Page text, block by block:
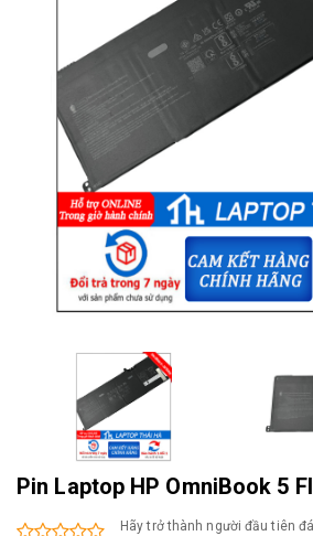
Pin Laptop HP OmniBook 5
Hãy trở thành người đầu tiên